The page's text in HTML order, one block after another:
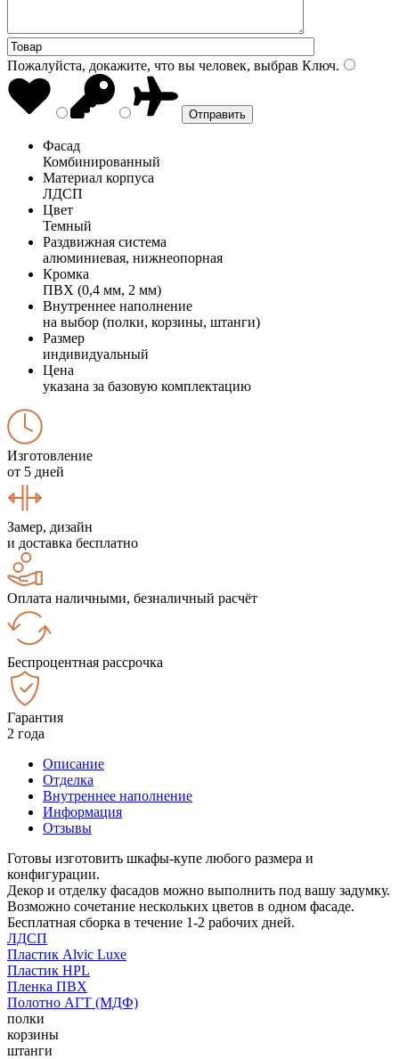
Пожалуйста, докажите, что вы человек, выбрав Ключ.
Фасад
Комбинированный
Материал корпуса
ЛДСП
Цвет
Темный
Раздвижная система
алюминиевая, нижнеопорная
Кромка
ПВХ (0,4 мм, 2 мм)
Внутреннее наполнение
на выбор (полки, корзины, штанги)
Размер
индивидуальный
Цена
указана за базовую комплектацию
Изготовление
от 5 дней
Замер, дизайн
и доставка бесплатно
Оплата наличными, безналичный расчёт
Беспроцентная рассрочка
Гарантия
2 года
Описание
Отделка
Внутреннее наполнение
Информация
Отзывы
Готовы изготовить шкафы-купе любого размера и
конфигурации.
Декор и отделку фасадов можно выполнить под вашу задумку.
Возможно сочетание нескольких цветов в одном фасаде.
Бесплатная сборка в течение 1-2 рабочих дней.
ЛДСП
Пластик Alvic Luxe
Пластик HPL
Пленка ПВХ
Полотно АГТ (МДФ)
полки
корзины
штанги